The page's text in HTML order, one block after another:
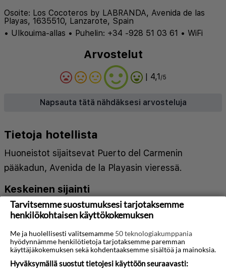
Osoite: Los Cocoteros by LABRANDA, Avenida de las
Playas, 1635510, Lanzarote, Spain
• Ulkouima-allas • Puhelin: +34 -928 51 03 61 • WiFi
Arvostelut
| 4,1 /5
Napsauta tätä nähdäksesi arvosteluja
Tietoja hotellista
Huoneistot sijaitsevat Puerto del Carmenin
pääkadun, Avenida de la Playasin vieressä.
Keskeinen sijainti
Asut lähellä Puerto del Carmenin huvielämää ja
suurta ranta-aluetta. Rannalla on aurinkotuoleja-
ja varjoja.
Hotellilla on myös maksuton WiFi tietyillä alueilla.
Tarvitsemme suostumuksesi tarjotaksemme
henkilökohtaisen käyttökokemuksen
Me ja huolellisesti valitsemamme 50 teknologiakumppania
hyödynnämme henkilötietoja tarjotaksemme paremman
käyttäjäkokemuksen sekä kohdentaaksemme sisältöä ja mainoksia.
Hyväksymällä suostut tietojesi käyttöön seuraavasti: